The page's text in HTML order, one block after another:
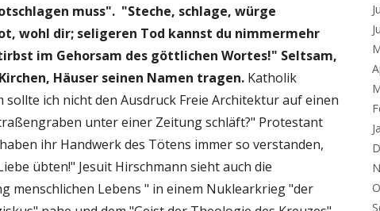
muss". "Steche, schlage, würge
wohl dir; seligeren Tod kannst du nimmermehr
im Gehorsam des göttlichen Wortes!" Seltsam,
Häuser seinen Namen tragen. Katholik
ich nicht den Ausdruck Freie Architektur auf einen
unter einer Zeitung schläft?" Protestant
ihr Handwerk des Tötens immer so verstanden,
übten!" Jesuit Hirschmann sieht auch die
menschlichen Lebens " in einem Nuklearkrieg "der